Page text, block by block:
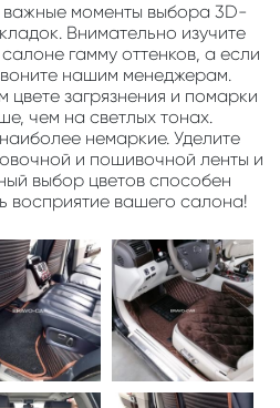
моменты выбора 3D-
Внимательно изучите
гамму оттенков, а если
нашим менеджерам.
цвете загрязнения и помарки
чем на светлых тонах.
немаркие. Уделите
и пошивочной ленты и
выбор цветов способен
восприятие вашего салона!